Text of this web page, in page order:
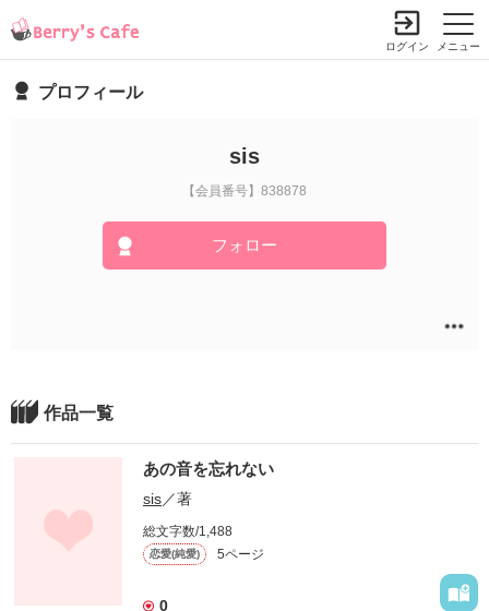
メニュー
ログイン
プロフィール
sis
【会員番号】838878
フォロー
作品一覧
あの音を忘れない
sis／著
総文字数/1,488
恋愛(純愛) 5ページ
0